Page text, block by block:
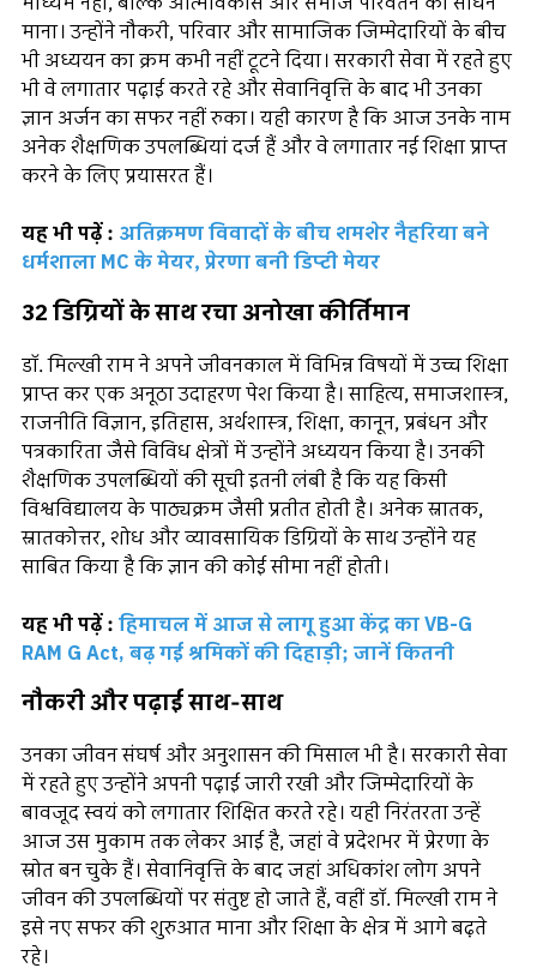
माना। उन्होंने नौकरी, परिवार और सामाजिक जिम्मेदारियों के बीच
भी अध्ययन का क्रम कभी नहीं टूटने दिया। सरकारी सेवा में रहते हुए
भी वे लगातार पढ़ाई करते रहे और सेवानिवृत्ति के बाद भी उनका
ज्ञान अर्जन का सफर नहीं रुका। यही कारण है कि आज उनके नाम
अनेक शैक्षणिक उपलब्धियां दर्ज हैं और वे लगातार नई शिक्षा प्राप्त
करने के लिए प्रयासरत हैं।
यह भी पढ़ें : अतिक्रमण विवादों के बीच शमशेर नैहरिया बने
धर्मशाला MC के मेयर, प्रेरणा बनी डिप्टी मेयर
32 डिग्रियों के साथ रचा अनोखा कीर्तिमान
डॉ. मिल्खी राम ने अपने जीवनकाल में विभिन्न विषयों में उच्च शिक्षा
प्राप्त कर एक अनूठा उदाहरण पेश किया है। साहित्य, समाजशास्त्र,
राजनीति विज्ञान, इतिहास, अर्थशास्त्र, शिक्षा, कानून, प्रबंधन और
पत्रकारिता जैसे विविध क्षेत्रों में उन्होंने अध्ययन किया है। उनकी
शैक्षणिक उपलब्धियों की सूची इतनी लंबी है कि यह किसी
विश्वविद्यालय के पाठ्यक्रम जैसी प्रतीत होती है। अनेक स्नातक,
स्नातकोत्तर, शोध और व्यावसायिक डिग्रियों के साथ उन्होंने यह
साबित किया है कि ज्ञान की कोई सीमा नहीं होती।
यह भी पढ़ें : हिमाचल में आज से लागू हुआ केंद्र का VB-G
RAM G Act, बढ़ गई श्रमिकों की दिहाड़ी; जानें कितनी
नौकरी और पढ़ाई साथ-साथ
उनका जीवन संघर्ष और अनुशासन की मिसाल भी है। सरकारी सेवा
में रहते हुए उन्होंने अपनी पढ़ाई जारी रखी और जिम्मेदारियों के
बावजूद स्वयं को लगातार शिक्षित करते रहे। यही निरंतरता उन्हें
आज उस मुकाम तक लेकर आई है, जहां वे प्रदेशभर में प्रेरणा के
स्रोत बन चुके हैं। सेवानिवृत्ति के बाद जहां अधिकांश लोग अपने
जीवन की उपलब्धियों पर संतुष्ट हो जाते हैं, वहीं डॉ. मिल्खी राम ने
इसे नए सफर की शुरुआत माना और शिक्षा के क्षेत्र में आगे बढ़ते
रहे।